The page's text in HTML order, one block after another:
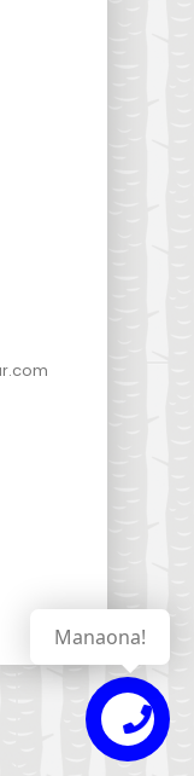
Contactez
nous
Manaona!